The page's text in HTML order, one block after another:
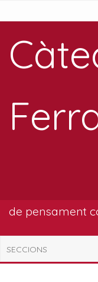
de pensament
SECCIONS